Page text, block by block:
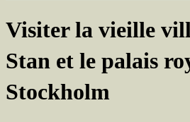
Visiter la vieille
Stan et le palais
Stockholm